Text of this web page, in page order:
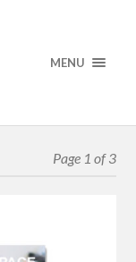
MENU
Page 1 of 3